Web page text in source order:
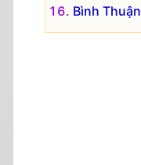
Bình Thuận